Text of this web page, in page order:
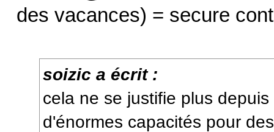
des vacances) = secure
soizic a écrit :
cela ne se justifie plus
d'énormes capacités pour